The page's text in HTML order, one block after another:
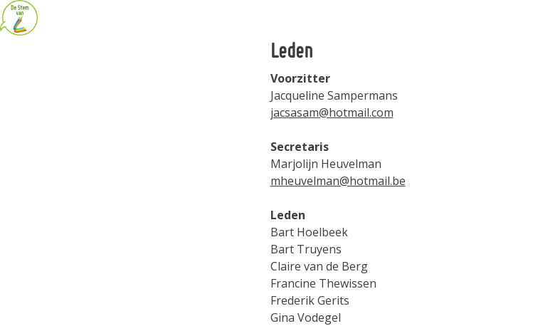
Leden
Voorzitter
Jacqueline Sampermans
jacsasam@hotmail.com
Secretaris
Marjolijn Heuvelman
mheuvelman@hotmail.be
Leden
Bart Hoelbeek
Bart Truyens
Claire van de Berg
Francine Thewissen
Frederik Gerits
Gina Vodegel